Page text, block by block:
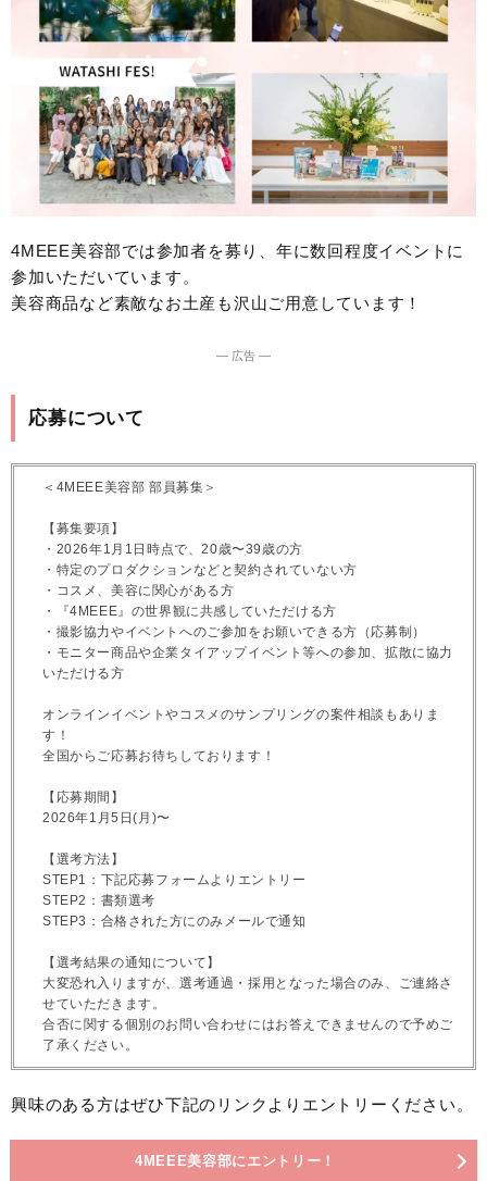
4MEEE美容部では参加者を募り、年に数回程度イベントに
参加いただいています。
美容商品など素敵なお土産も沢山ご用意しています！
― 広告 ―
応募について
＜4MEEE美容部 部員募集＞
【募集要項】
・2026年1月1日時点で、20歳〜39歳の方
・特定のプロダクションなどと契約されていない方
・コスメ、美容に関心がある方
・『4MEEE』の世界観に共感していただける方
・撮影協力やイベントへのご参加をお願いできる方（応募制）
・モニター商品や企業タイアップイベント等への参加、拡散に協力
いただける方
オンラインイベントやコスメのサンプリングの案件相談もありま
す！
全国からご応募お待ちしております！
【応募期間】
2026年1月5日(月)〜
【選考方法】
STEP1：下記応募フォームよりエントリー
STEP2：書類選考
STEP3：合格された方にのみメールで通知
【選考結果の通知について】
大変恐れ入りますが、選考通過・採用となった場合のみ、ご連絡さ
せていただきます。
合否に関する個別のお問い合わせにはお答えできませんので予めご
了承ください。
興味のある方はぜひ下記のリンクよりエントリーください。
4MEEE美容部にエントリー！